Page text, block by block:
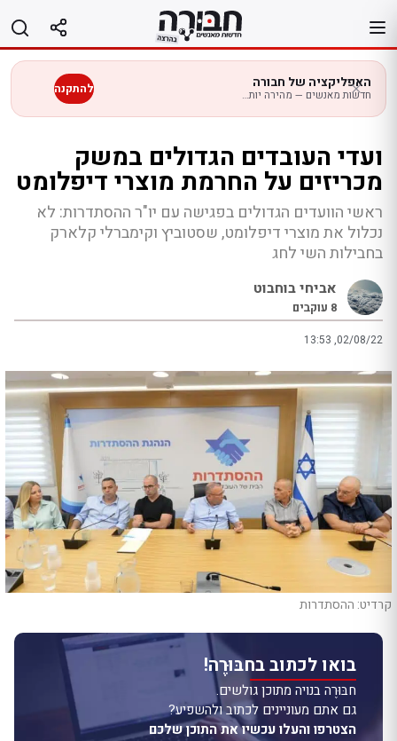
לתוכן
האפליקציה של חבורה
חדשות מאנשים — מהירה יותר בנייד להתקנה
ועדי העובדים הגדולים במשק
מכריזים על החרמת מוצרי דיפלומט
ראשי הוועדים הגדולים בפגישה עם יו"ר ההסתדרות: לא
נכלול את מוצרי דיפלומט, שסטוביץ וקימברלי קלארק
בחבילות השי לחג
אביחי בוחבוט
8 עוקבים
13:53 ,02/08/22
קרדיט: ההסתדרות
בואו לכתוב בחבּוּרֶה!
חבּוּרֶה בנויה מתוכן גולשים.
גם אתם מעוניינים לכתוב ולהשפיע?
הצטרפו והעלו עכשיו את התוכן שלכם